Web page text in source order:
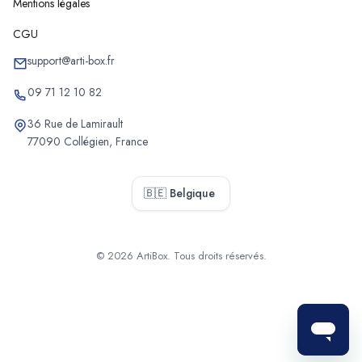
Chantiers d'etude structurelle de Schoten
Chantiers d'etude structurelle de Puurs-Sint-Amands
Chantiers d'etude structurelle de Sint-Katelijne-Waver
Chantiers d'etude structurelle de Bonheiden
Chantiers d'etude structurelle de Willebroek
Chantiers d'etude structurelle de Bornem
Chantiers d'etude structurelle de Poppel
Chantiers d'etude structurelle de Sint-Job-in-'t-Goor
Mentions légales
CGU
support@arti-box.fr
09 71 12 10 82
36 Rue de Lamirault
77090 Collégien, France
🇧🇪 Belgique
© 2026 ArtiBox. Tous droits réservés.